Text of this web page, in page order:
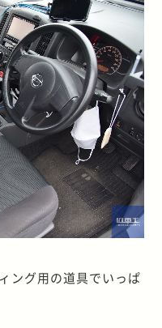
ング用の道具でいっぱ